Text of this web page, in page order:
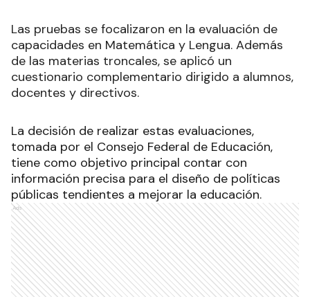
Las pruebas se focalizaron en la evaluación de
capacidades en Matemática y Lengua. Además
de las materias troncales, se aplicó un
cuestionario complementario dirigido a alumnos,
docentes y directivos.
La decisión de realizar estas evaluaciones,
tomada por el Consejo Federal de Educación,
tiene como objetivo principal contar con
información precisa para el diseño de políticas
públicas tendientes a mejorar la educación.
Ads